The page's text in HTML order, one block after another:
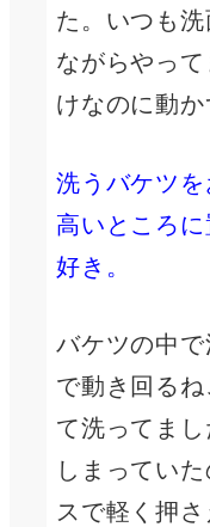
た。いつも
ながらやっ
けなのに動か
洗うバケツ
高いところ
好き。
バケツの中
で動き回る
て洗ってま
しまってい
スで軽く押